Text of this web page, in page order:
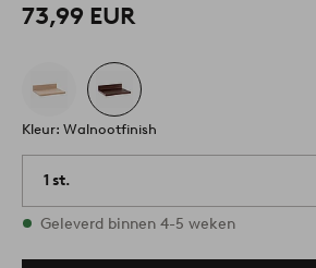
73,99 EUR
Kleur: Walnootfinish
1 st.
Op voorraad
Geleverd binnen 4-5 weken